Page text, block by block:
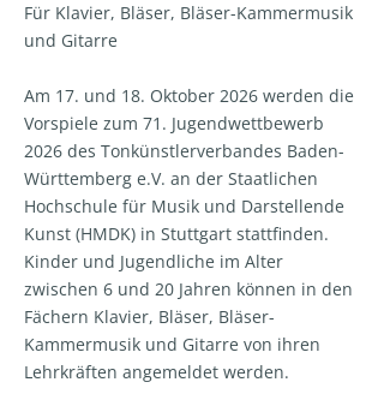
Für Klavier, Bläser, Bläser-Kammermusik
und Gitarre
Am 17. und 18. Oktober 2026 werden die
Vorspiele zum 71. Jugendwettbewerb
2026 des Tonkünstlerverbandes Baden-
Württemberg e.V. an der Staatlichen
Hochschule für Musik und Darstellende
Kunst (HMDK) in Stuttgart stattfinden.
Kinder und Jugendliche im Alter
zwischen 6 und 20 Jahren können in den
Fächern Klavier, Bläser, Bläser-
Kammermusik und Gitarre von ihren
Lehrkräften angemeldet werden.